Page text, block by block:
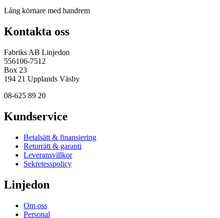
Lång körnare med handrem
Kontakta oss
Fabriks AB Linjedon
556106-7512
Box 23
194 21 Upplands Väsby
08-625 89 20
Kundservice
Betalsätt & finansiering
Returrätt & garanti
Leveransvillkor
Sekretesspolicy
Linjedon
Om oss
Personal